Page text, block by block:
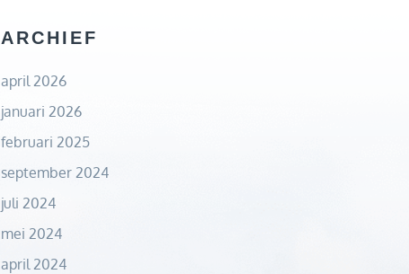
ARCHIEF
april 2026
januari 2026
februari 2025
september 2024
juli 2024
mei 2024
april 2024